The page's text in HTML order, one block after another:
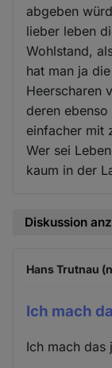
abgeben
lieber leben
Wohlstand,
hat man ja
Heerscharen
deren
einfacher mit
Wer sei
kaum in der
Diskussion
Hans Trutnau
Ich mach
Ich mach das